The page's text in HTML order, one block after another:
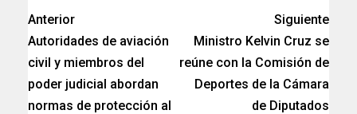
Anterior
Autoridades de aviación
civil y miembros del
poder judicial abordan
normas de protección al
Siguiente
Ministro Kelvin Cruz se
reúne con la Comisión de
Deportes de la Cámara
de Diputados